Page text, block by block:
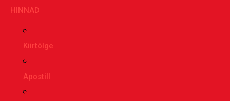
HINNAD
Kiirtõlge
Apostill